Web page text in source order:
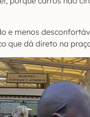
e menos
que dá direto na